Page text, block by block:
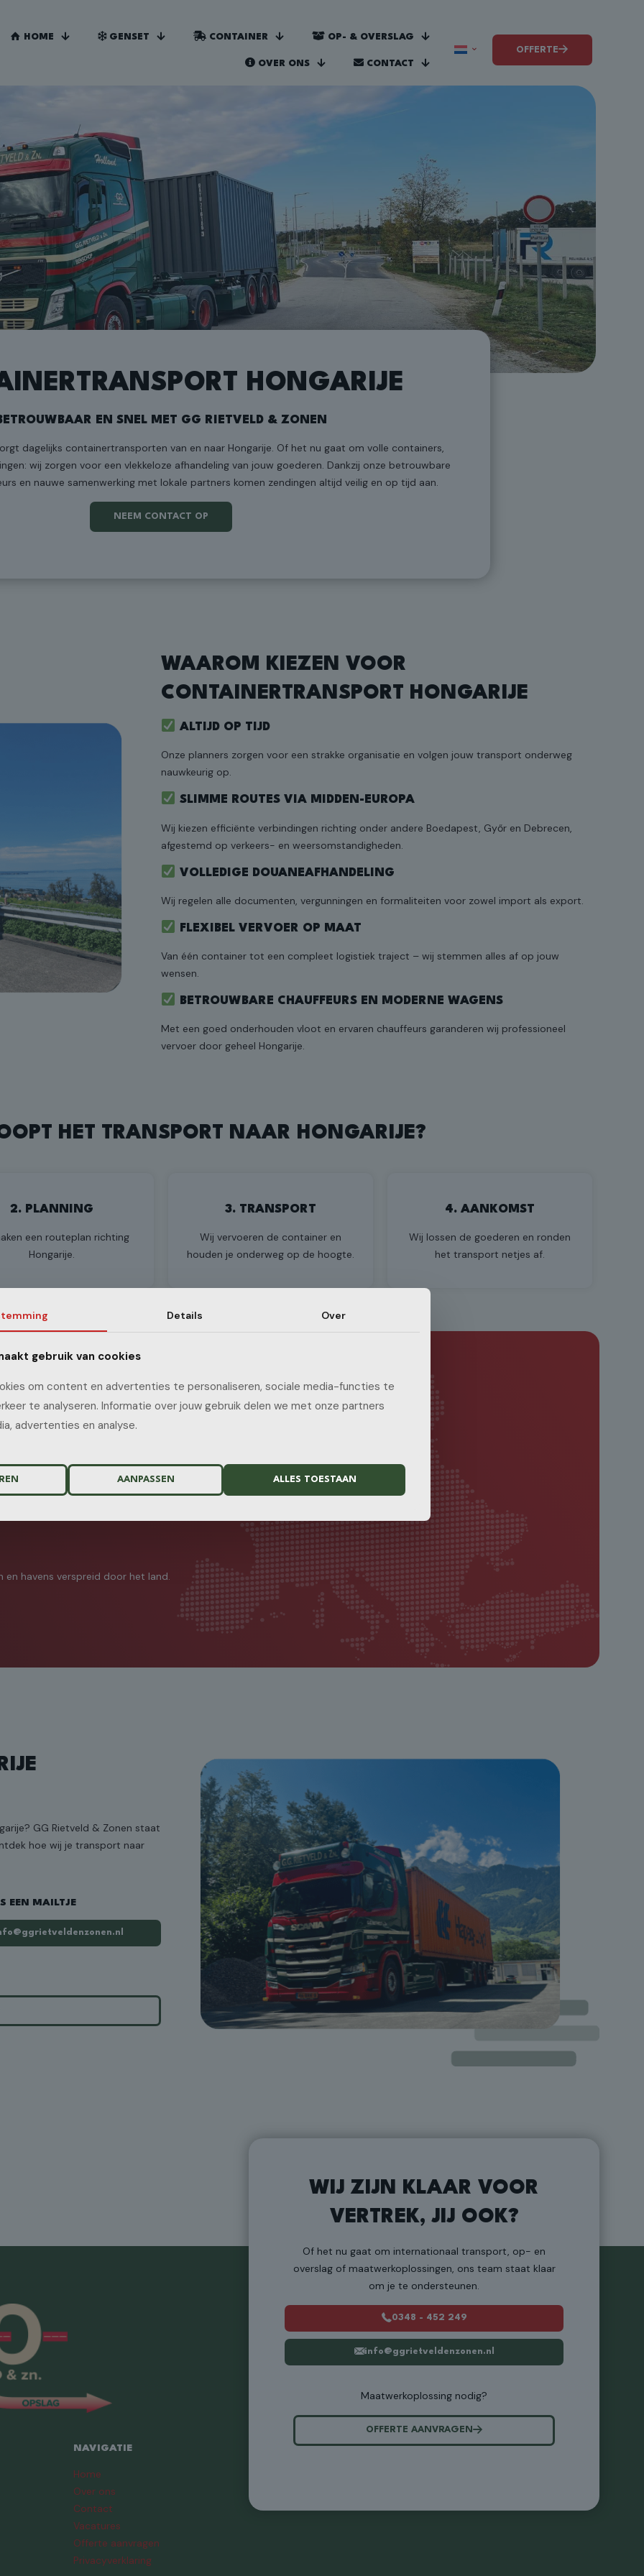
HOME GENSET CONTAINER OP- & OVERSLAG
OVER ONS CONTACT
OFFERTE
HONGARIJE
EN SNEL MET GG RIETVELD & ZONEN
dagelijks containertransporten van en naar Hongarije. Of het nu gaat om volle containers,
wij zorgen voor een vlekkeloze afhandeling van jouw goederen. Dankzij onze betrouwbare
en nauwe samenwerking met lokale partners komen zendingen altijd veilig en op tijd aan.
NEEM CONTACT OP
WAAROM KIEZEN VOOR
CONTAINERTRANSPORT HONGARIJE
ALTIJD OP TIJD
Onze planners zorgen voor een strakke organisatie en volgen jouw transport onderweg
nauwkeurig op.
SLIMME ROUTES VIA MIDDEN-EUROPA
Wij kiezen efficiënte verbindingen richting onder andere Boedapest, Győr en Debrecen,
afgestemd op verkeers- en weersomstandigheden.
VOLLEDIGE DOUANEAFHANDELING
Wij regelen alle documenten, vergunningen en formaliteiten voor zowel import als export.
FLEXIBEL VERVOER OP MAAT
Van één container tot een compleet logistiek traject – wij stemmen alles af op jouw
wensen.
BETROUWBARE CHAUFFEURS EN MODERNE WAGENS
Met een goed onderhouden vloot en ervaren chauffeurs garanderen wij professioneel
vervoer door geheel Hongarije.
HET TRANSPORT NAAR HONGARIJE?
2. PLANNING
een routeplan richting
Hongarije.
3. TRANSPORT
Wij vervoeren de container en
houden je onderweg op de hoogte.
4. AANKOMST
Wij lossen de goederen en ronden
het transport netjes af.
IN HONGARIJE
steden en industriegebieden in Hongarije, waaronder:
en havens verspreid door het land.
GG Rietveld & Zonen staat
hoe wij je transport naar
EEN MAILTJE
NAVIGATIE
Home
Over ons
Contact
Vacatures
Offerte aanvragen
Privacyverklaring
WIJ ZIJN KLAAR VOOR
VERTREK, JIJ OOK?
Of het nu gaat om internationaal transport, op- en
overslag of maatwerkoplossingen, ons team staat klaar
om je te ondersteunen.
0348 - 452 249
info@ggrietveldenzonen.nl
Maatwerkoplossing nodig?
OFFERTE AANVRAGEN
Details Over
gebruik van cookies
om content en advertenties te personaliseren, sociale media-functies te
te analyseren. Informatie over jouw gebruik delen we met onze partners
advertenties en analyse.
AANPASSEN ALLES TOESTAAN